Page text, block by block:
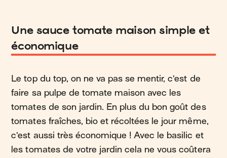
Une sauce tomate maison simple et
économique
Le top du top, on ne va pas se mentir, c’est de
faire sa pulpe de tomate maison avec les
tomates de son jardin. En plus du bon goût des
tomates fraîches, bio et récoltées le jour même,
c’est aussi très économique ! Avec le basilic et
les tomates de votre jardin cela ne vous coûtera